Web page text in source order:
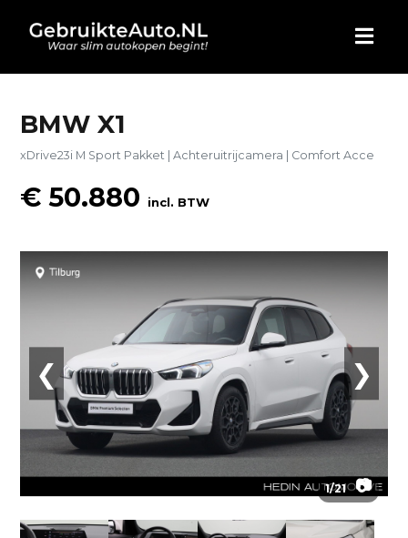
HOME
AUTO KOPEN
BLOG
CONTACT
BMW X1
xDrive23i M Sport Pakket | Achteruitrijcamera | Comfort Acce
€ 50.880 incl. BTW
❮ ❯
1/21 📷